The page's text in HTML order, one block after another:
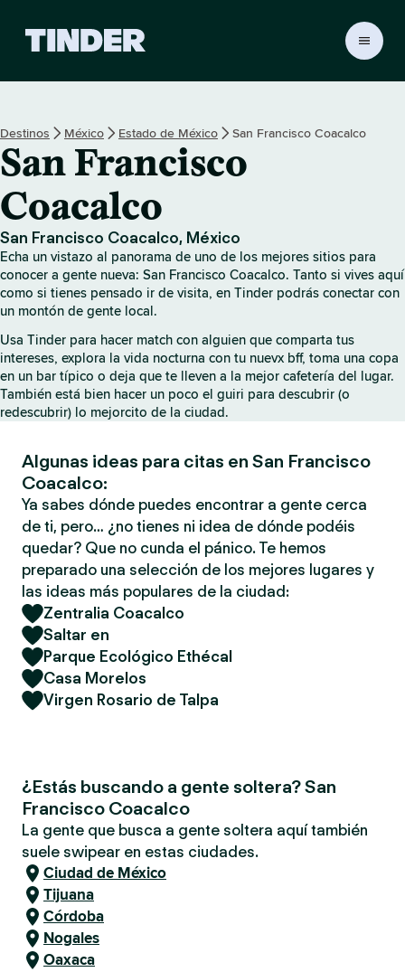
r
I
n
c
o
Destinos México Estado de México San Francisco Coacalco
San Francisco
Coacalco
San Francisco Coacalco, México
Echa un vistazo al panorama de uno de los mejores sitios para
conocer a gente nueva: San Francisco Coacalco. Tanto si vives aquí
como si tienes pensado ir de visita, en Tinder podrás conectar con
un montón de gente local.
Usa Tinder para hacer match con alguien que comparta tus
intereses, explora la vida nocturna con tu nuevx bff, toma una copa
en un bar típico o deja que te lleven a la mejor cafetería del lugar.
También está bien hacer un poco el guiri para descubrir (o
redescubrir) lo mejorcito de la ciudad.
Algunas ideas para citas en San Francisco
Coacalco:
Ya sabes dónde puedes encontrar a gente cerca
de ti, pero… ¿no tienes ni idea de dónde podéis
quedar? Que no cunda el pánico. Te hemos
preparado una selección de los mejores lugares y
las ideas más populares de la ciudad:
Zentralia Coacalco
Saltar en
Parque Ecológico Ethécal
Casa Morelos
Virgen Rosario de Talpa
¿Estás buscando a gente soltera? San
Francisco Coacalco
La gente que busca a gente soltera aquí también
suele swipear en estas ciudades.
Ciudad de México
Tijuana
Córdoba
Nogales
Oaxaca